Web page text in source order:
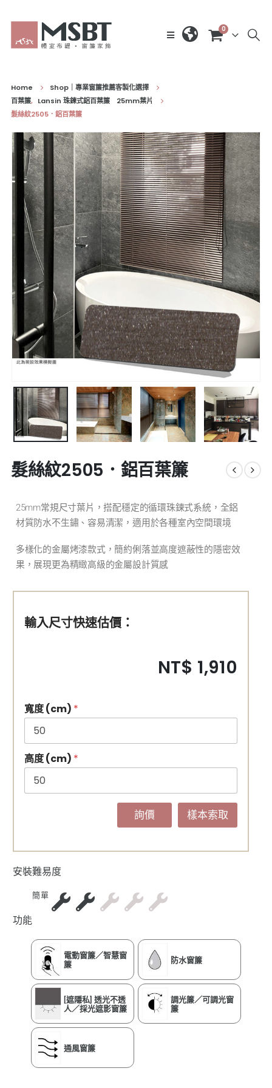
0
Home
Shop｜專業窗簾推薦客製化選擇
百葉簾, Lansin 珠鍊式鋁百葉簾 25mm葉片
髮絲紋2505．鋁百葉簾
髮絲紋2505．鋁百葉簾
25mm常規尺寸葉片，搭配穩定的循環珠鍊式系統，全鋁
材質防水不生鏽、容易清潔，適用於各種室內空間環境
多樣化的金屬烤漆款式，簡約俐落並高度遮蔽性的隱密效
果，展現更為精緻高級的金屬設計質感
輸入尺寸快速估價：
NT$ 1,910
寬度 (cm) *
高度 (cm) *
詢價 樣本索取
安裝難易度
簡單
功能
電動窗簾／智慧窗
簾
防水窗簾
[遮隱私] 透光不透
人／採光遮影窗簾
調光簾／可調光窗
簾
通風窗簾